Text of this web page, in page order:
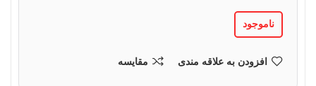
ناموجود
افزودن به علاقه مندی مقایسه